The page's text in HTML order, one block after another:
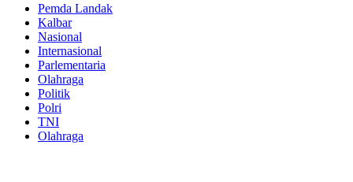
Pemda Landak
Kalbar
Nasional
Internasional
Parlementaria
Olahraga
Politik
Polri
TNI
Olahraga